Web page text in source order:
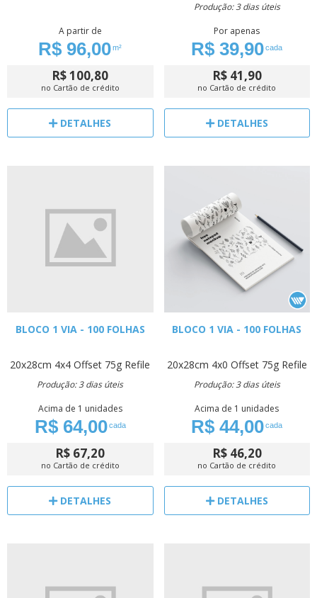
A partir de
R$ 96,00m²
R$ 100,80
no Cartão de crédito
DETALHES
Produção: 3 dias úteis
Por apenas
R$ 39,90cada
R$ 41,90
no Cartão de crédito
DETALHES
BLOCO 1 VIA - 100 FOLHAS
20x28cm 4x4 Offset 75g Refile
Produção: 3 dias úteis
Acima de 1 unidades
R$ 64,00cada
R$ 67,20
no Cartão de crédito
DETALHES
BLOCO 1 VIA - 100 FOLHAS
20x28cm 4x0 Offset 75g Refile
Produção: 3 dias úteis
Acima de 1 unidades
R$ 44,00cada
R$ 46,20
no Cartão de crédito
DETALHES